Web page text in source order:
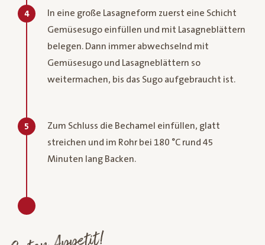
4
In eine große Lasagneform zuerst eine Schicht
Gemüsesugo einfüllen und mit Lasagneblättern
belegen. Dann immer abwechselnd mit
Gemüsesugo und Lasagneblättern so
weitermachen, bis das Sugo aufgebraucht ist.
5
Zum Schluss die Bechamel einfüllen, glatt
streichen und im Rohr bei 180 °C rund 45
Minuten lang Backen.